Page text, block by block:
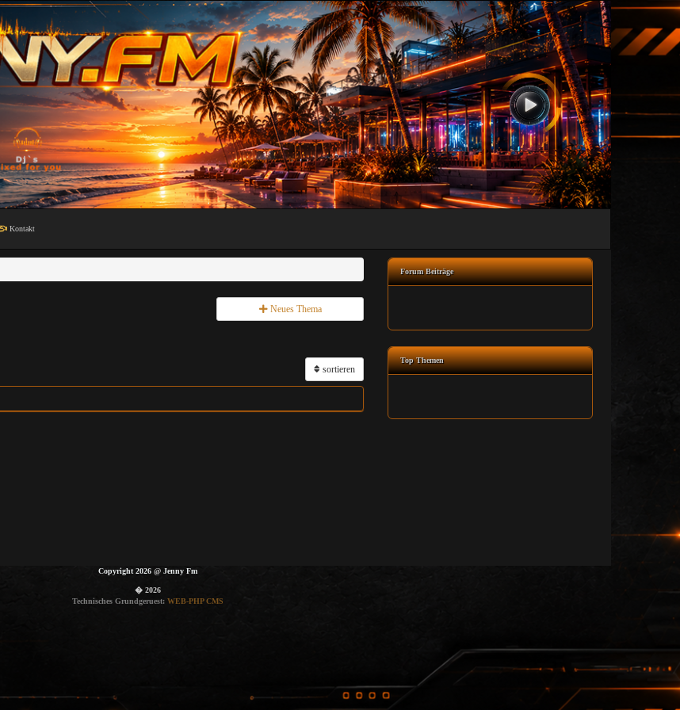
Kontakt
Neues Thema
sortieren
Forum Beiträge
Top Themen
Copyright 2026@ Jenny Fm
� 2026
Technisches Grundgeruest: WEB-PHP CMS